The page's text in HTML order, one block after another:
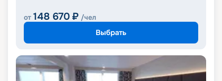
от 148 670 ₽ /чел
Выбрать